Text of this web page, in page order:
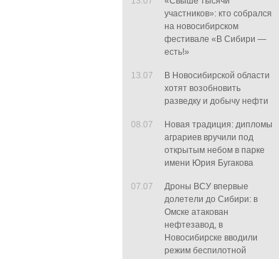
участников»: кто собрался
на новосибирском
фестивале «В Сибири —
есть!»
13.07
В Новосибирской области
хотят возобновить
разведку и добычу нефти
08.07
Новая традиция: дипломы
аграриев вручили под
открытым небом в парке
имени Юрия Бугакова
07.07
Дроны ВСУ впервые
долетели до Сибири: в
Омске атакован
нефтезавод, в
Новосибирске вводили
режим беспилотной